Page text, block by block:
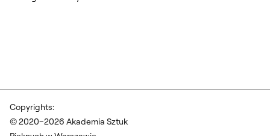
Copyrights:
© 2020–2026 Akademia Sztuk